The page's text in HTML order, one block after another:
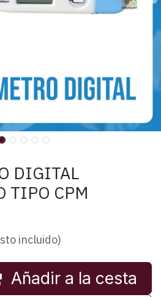
DIGITAL
TIPO CPM
incluido)
Añadir a la cesta